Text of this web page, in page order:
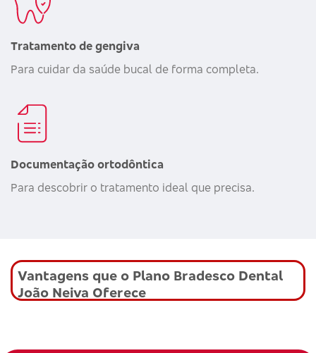
Tratamento de gengiva
Para cuidar da saúde bucal de forma completa.
Documentação ortodôntica
Para descobrir o tratamento ideal que precisa.
Vantagens que o Plano Bradesco Dental
João Neiva Oferece